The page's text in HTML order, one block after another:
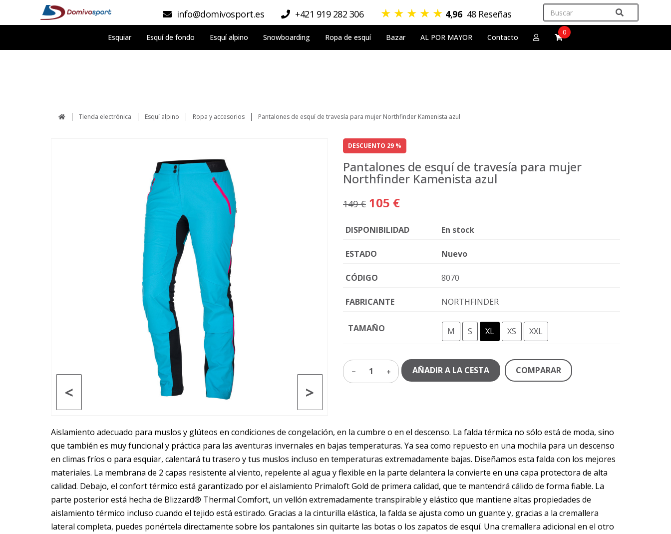
info@domivosport.es +421 919 282 306 ★ ★ ★ ★ ★ 4,96 48 Reseñas
Esquiar Esquí de fondo Esquí alpino Snowboarding Ropa de esquí Bazar AL POR MAYOR Contacto
0
Tienda electrónica Esquí alpino Ropa y accesorios Pantalones de esquí de travesía para mujer Northfinder Kamenista azul
>
<
DESCUENTO 29 %
Pantalones de esquí de travesía para mujer
Northfinder Kamenista azul
149 € 105 €
DISPONIBILIDAD En stock
ESTADO Nuevo
CÓDIGO 8070
FABRICANTE NORTHFINDER
TAMAÑO M S XL XS XXL
1 AÑADIR A LA CESTA COMPARAR
Aislamiento adecuado para muslos y glúteos en condiciones de congelación, en la cumbre o en el descenso. La falda térmica no sólo está de moda, sino
que también es muy funcional y práctica para las aventuras invernales en bajas temperaturas. Ya sea como repuesto en una mochila para un descenso
en climas fríos o para esquiar, calentará tu trasero y tus muslos incluso en temperaturas extremadamente bajas. Diseñamos esta falda con los mejores
materiales. La membrana de 2 capas resistente al viento, repelente al agua y flexible en la parte delantera la convierte en una capa protectora de alta
calidad. Debajo, el confort térmico está garantizado por el aislamiento Primaloft Gold de primera calidad, que te mantendrá cálido de forma fiable. La
parte posterior está hecha de Blizzard® Thermal Comfort, un vellón extremadamente transpirable y elástico que mantiene altas propiedades de
aislamiento térmico incluso cuando el tejido está estirado. Gracias a la cinturilla elástica, la falda se ajusta como un guante y, gracias a la cremallera
lateral completa, puedes ponértela directamente sobre los pantalones sin quitarte las botas o los zapatos de esquí. Una cremallera adicional en el otro